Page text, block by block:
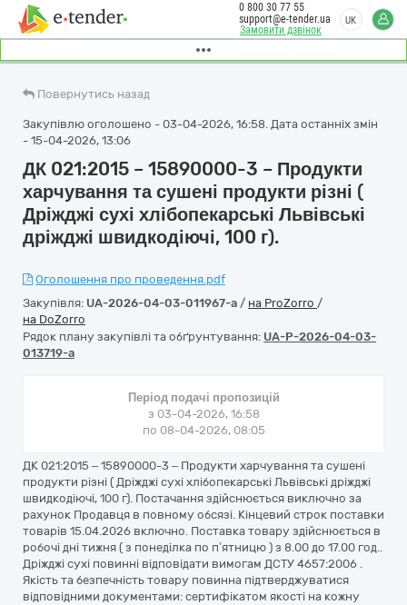
Замовити дзвінок
0 800 30 77 55
support@e-tender.ua
UK
Повернутись назад
Закупівлю оголошено - 03-04-2026, 16:58. Дата останніх змін
- 15-04-2026, 13:06
ДК 021:2015 – 15890000-3 – Продукти
харчування та сушені продукти різні (
Дріжджі сухі хлібопекарські Львівські
дріжджі швидкодіючі, 100 г).
Оголошення про проведення.pdf
Закупівля: UA-2026-04-03-011967-a / на ProZorro /
на DoZorro
Рядок плану закупівлі та обґрунтування: UA-P-2026-04-03-
013719-a
Період подачі пропозицій
з 03-04-2026, 16:58
по 08-04-2026, 08:05
ДК 021:2015 – 15890000-3 – Продукти харчування та сушені
продукти різні ( Дріжджі сухі хлібопекарські Львівські дріжджі
швидкодіючі, 100 г). Постачання здійснюється виключно за
рахунок Продавця в повному обсязі. Кінцевий строк поставки
товарів 15.04.2026 включно. Поставка товару здійснюється в
робочі дні тижня ( з понеділка по п’ятницю ) з 8.00 до 17.00 год..
Дріжджі сухі повинні відповідати вимогам ДСТУ 4657:2006 .
Якість та безпечність товару повинна підтверджуватися
відповідними документами: сертифікатом якості на кожну